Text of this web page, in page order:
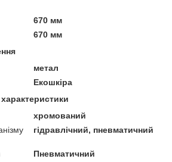
670 мм
670 мм
метал
Екошкіра
хромований
гідравлічний, пневматичний
Пневматичний